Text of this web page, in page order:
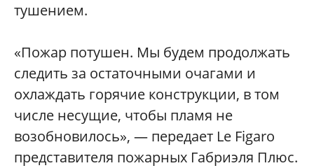
тушением.
«Пожар потушен. Мы будем продолжать
следить за остаточными очагами и
охлаждать горячие конструкции, в том
числе несущие, чтобы пламя не
возобновилось», — передает Le Figaro
представителя пожарных Габриэля Плюс.